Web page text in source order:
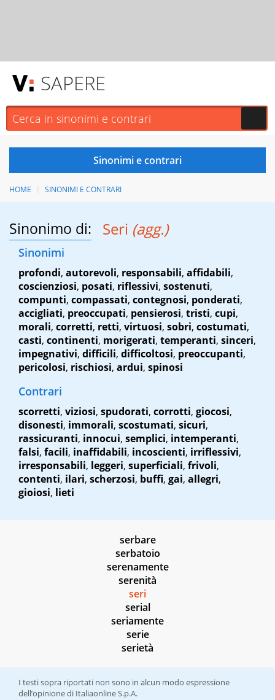
SAPERE
HOME SINONIMI E CONTRARI
Sinonimo di: Seri (agg.)
Sinonimi
profondi, autorevoli, responsabili, affidabili,
coscienziosi, posati, riflessivi, sostenuti,
compunti, compassati, contegnosi, ponderati,
accigliati, preoccupati, pensierosi, tristi, cupi,
morali, corretti, retti, virtuosi, sobri, costumati,
casti, continenti, morigerati, temperanti, sinceri,
impegnativi, difficili, difficoltosi, preoccupanti,
pericolosi, rischiosi, ardui, spinosi
Contrari
scorretti, viziosi, spudorati, corrotti, giocosi,
disonesti, immorali, scostumati, sicuri,
rassicuranti, innocui, semplici, intemperanti,
falsi, facili, inaffidabili, incoscienti, irriflessivi,
irresponsabili, leggeri, superficiali, frivoli,
contenti, ilari, scherzosi, buffi, gai, allegri,
gioiosi, lieti
serbare
serbatoio
serenamente
serenità
seri
serial
seriamente
serie
serietà
I testi sopra riportati non sono in alcun modo espressione
dell’opinione di Italiaonline S.p.A.